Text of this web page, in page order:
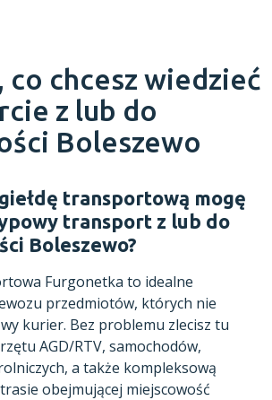
co chcesz wiedzieć
z lub do
Boleszewo
transportową mogę
transport z lub do
Boleszewo?
Furgonetka to idealne
przedmiotów, których nie
kurier. Bez problemu zlecisz tu
AGD/RTV, samochodów,
a także kompleksową
obejmującej miejscowość